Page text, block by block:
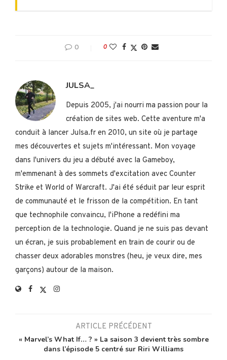
0 0
JULSA_
Depuis 2005, j'ai nourri ma passion pour la
création de sites web. Cette aventure m'a
conduit à lancer Julsa.fr en 2010, un site où je partage
mes découvertes et sujets m'intéressant. Mon voyage
dans l'univers du jeu a débuté avec la Gameboy,
m'emmenant à des sommets d'excitation avec Counter
Strike et World of Warcraft. J'ai été séduit par leur esprit
de communauté et le frisson de la compétition. En tant
que technophile convaincu, l'iPhone a redéfini ma
perception de la technologie. Quand je ne suis pas devant
un écran, je suis probablement en train de courir ou de
chasser deux adorables monstres (heu, je veux dire, mes
garçons) autour de la maison.
ARTICLE PRÉCÉDENT
« Marvel’s What If… ? » La saison 3 devient très sombre
dans l’épisode 5 centré sur Riri Williams